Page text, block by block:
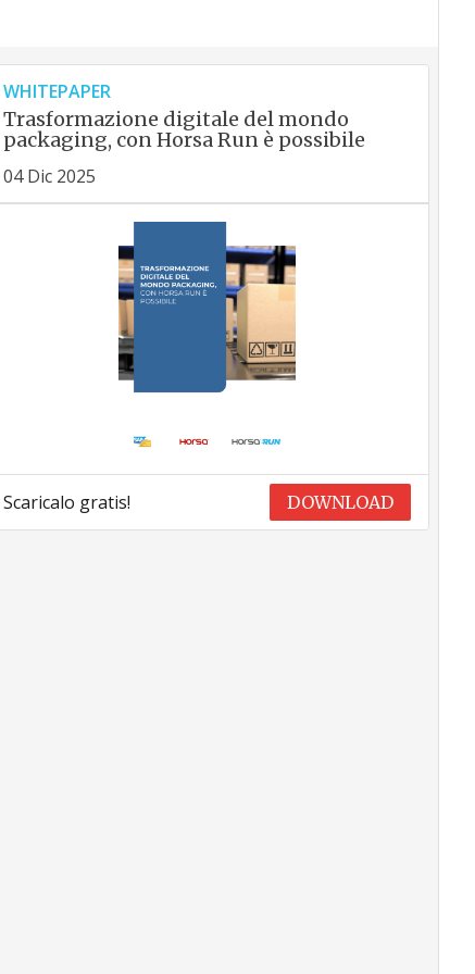
WHITEPAPER
Trasformazione digitale del mondo
packaging, con Horsa Run è possibile
04 Dic 2025
Scaricalo gratis! DOWNLOAD